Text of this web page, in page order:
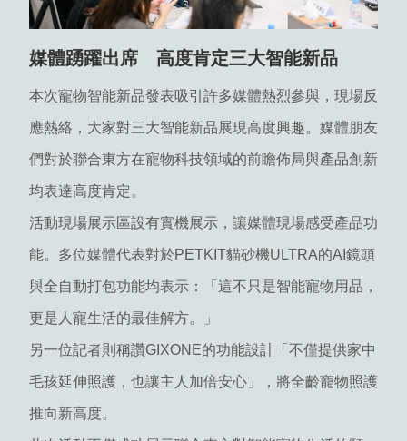
媒體踴躍出席 高度肯定三大智能新品
本次寵物智能新品發表吸引許多媒體熱烈參與，現場反
應熱絡，大家對三大智能新品展現高度興趣。媒體朋友
們對於聯合東方在寵物科技領域的前瞻佈局與產品創新
均表達高度肯定。
活動現場展示區設有實機展示，讓媒體現場感受產品功
能。多位媒體代表對於PETKIT貓砂機ULTRA的AI鏡頭
與全自動打包功能均表示：「這不只是智能寵物用品，
更是人寵生活的最佳解方。」
另一位記者則稱讚GIXONE的功能設計「不僅提供家中
毛孩延伸照護，也讓主人加倍安心」，將全齡寵物照護
推向新高度。